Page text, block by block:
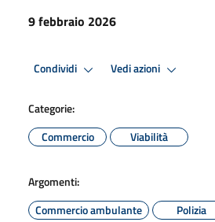
9 febbraio 2026
Condividi Vedi azioni
Categorie:
Commercio
Viabilità
Argomenti:
Commercio ambulante
Polizia